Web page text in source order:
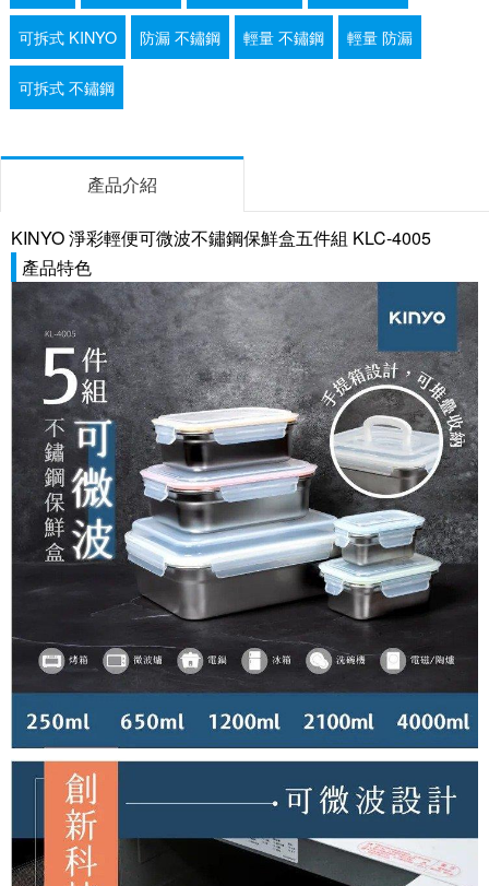
可拆式 KINYO 防漏 不鏽鋼 輕量 不鏽鋼 輕量 防漏
可拆式 不鏽鋼
產品介紹
KINYO 淨彩輕便可微波不鏽鋼保鮮盒五件組 KLC-4005
產品特色